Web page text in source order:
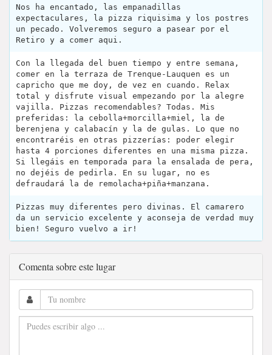
Nos ha encantado, las empanadillas
expectaculares, la pizza riquisima y los postres
un pecado. Volveremos seguro a pasear por el
Retiro y a comer aqui.
Con la llegada del buen tiempo y entre semana,
comer en la terraza de Trenque-Lauquen es un
capricho que me doy, de vez en cuando. Relax
total y disfrute visual empezando por la alegre
vajilla. Pizzas recomendables? Todas. Mis
preferidas: la cebolla+morcilla+miel, la de
berenjena y calabacín y la de gulas. Lo que no
encontraréis en otras pizzerías: poder elegir
hasta 4 porciones diferentes en una misma pizza.
Si llegáis en temporada para la ensalada de pera,
no dejéis de pedirla. En su lugar, no es
defraudará la de remolacha+piña+manzana.
Pizzas muy diferentes pero divinas. El camarero
da un servicio excelente y aconseja de verdad muy
bien! Seguro vuelvo a ir!
Comenta sobre este lugar